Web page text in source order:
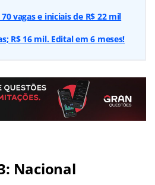
vagas e iniciais de R$ 22 mil
R$ 16 mil. Edital em 6 meses!
Nacional